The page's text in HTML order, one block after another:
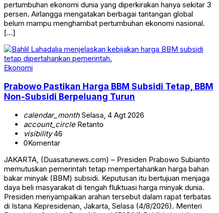
pertumbuhan ekonomi dunia yang diperkirakan hanya sekitar 3
persen. Airlangga mengatakan berbagai tantangan global
belum mampu menghambat pertumbuhan ekonomi nasional.
[…]
Ekonomi
Prabowo Pastikan Harga BBM Subsidi Tetap, BBM
Non-Subsidi Berpeluang Turun
calendar_monthSelasa, 4 Agt 2026
account_circleRetanto
visibility46
0Komentar
JAKARTA, (Duasatunews.com) – Presiden Prabowo Subianto
memutuskan pemerintah tetap mempertahankan harga bahan
bakar minyak (BBM) subsidi. Keputusan itu bertujuan menjaga
daya beli masyarakat di tengah fluktuasi harga minyak dunia.
Presiden menyampaikan arahan tersebut dalam rapat terbatas
di Istana Kepresidenan, Jakarta, Selasa (4/8/2026). Menteri